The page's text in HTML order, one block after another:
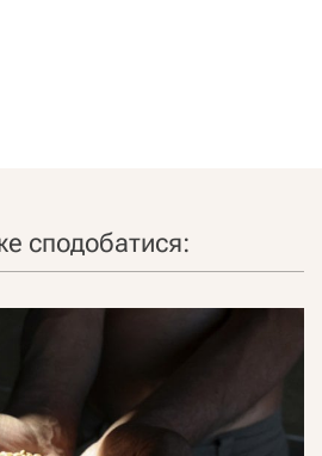
сподобатися: